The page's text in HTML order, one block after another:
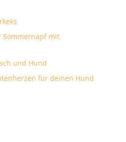
Sommernapf mit
und Hund
für deinen Hund